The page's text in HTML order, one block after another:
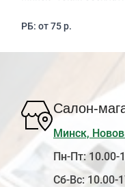
РБ: от 75 р.
Салон-
Минск,
Пн-Пт: 10.00-
Сб-Вс: 10.00-